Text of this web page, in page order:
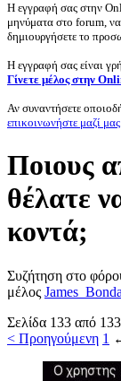
Η εγγραφή σας στην
μηνύματα στο forum,
δημιουργήσετε το
Η εγγραφή σας είναι
Γίνετε μέλος στην
Αν συναντήσετε
επικοινωνήστε μαζί μας
Ποιους
θέλατε
κοντά;
Συζήτηση στο
μέλος
Σελίδα 133 από 133
< Προηγούμενη 1